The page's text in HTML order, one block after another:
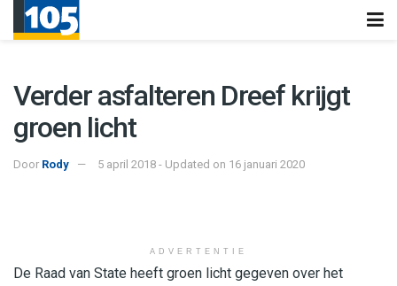
Verder asfalteren Dreef krijgt
groen licht
Door Rody 5 april 2018 - Updated on 16 januari 2020
ADVERTENTIE
De Raad van State heeft groen licht gegeven over het